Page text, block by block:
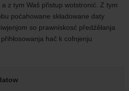
z tym Waš přistup wotstronić. Z tym
poćahowane składowane daty
so prawniskosć předźěłanja
hač k cofnjenju